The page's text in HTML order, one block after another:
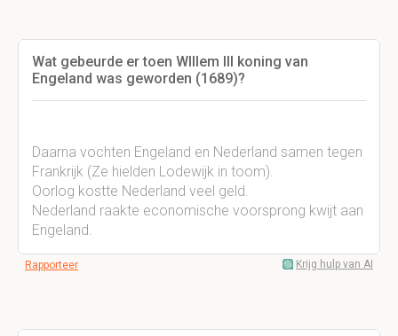
Wat gebeurde er toen WIllem III koning van
Engeland was geworden (1689)?
Daarna vochten Engeland en Nederland samen tegen
Frankrijk (Ze hielden Lodewijk in toom).
Oorlog kostte Nederland veel geld.
Nederland raakte economische voorsprong kwijt aan
Engeland.
Rapporteer Krijg hulp van AI